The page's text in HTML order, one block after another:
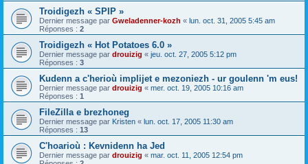
Troidigezh « SPIP »
Dernier message par Gweladenner-kozh « lun. oct. 31, 2005 5:45 am
Réponses : 2
Troidigezh « Hot Potatoes 6.0 »
Dernier message par drouizig « jeu. oct. 27, 2005 5:12 pm
Réponses : 3
Kudenn a c'herioù implijet e mezoniezh - ur goulenn 'm eus!
Dernier message par drouizig « mer. oct. 19, 2005 10:16 am
Réponses : 1
FileZilla e brezhoneg
Dernier message par Kristen « lun. oct. 17, 2005 11:30 am
Réponses : 13
C'hoarioù : Kevnidenn ha Jed
Dernier message par drouizig « mar. oct. 11, 2005 12:54 pm